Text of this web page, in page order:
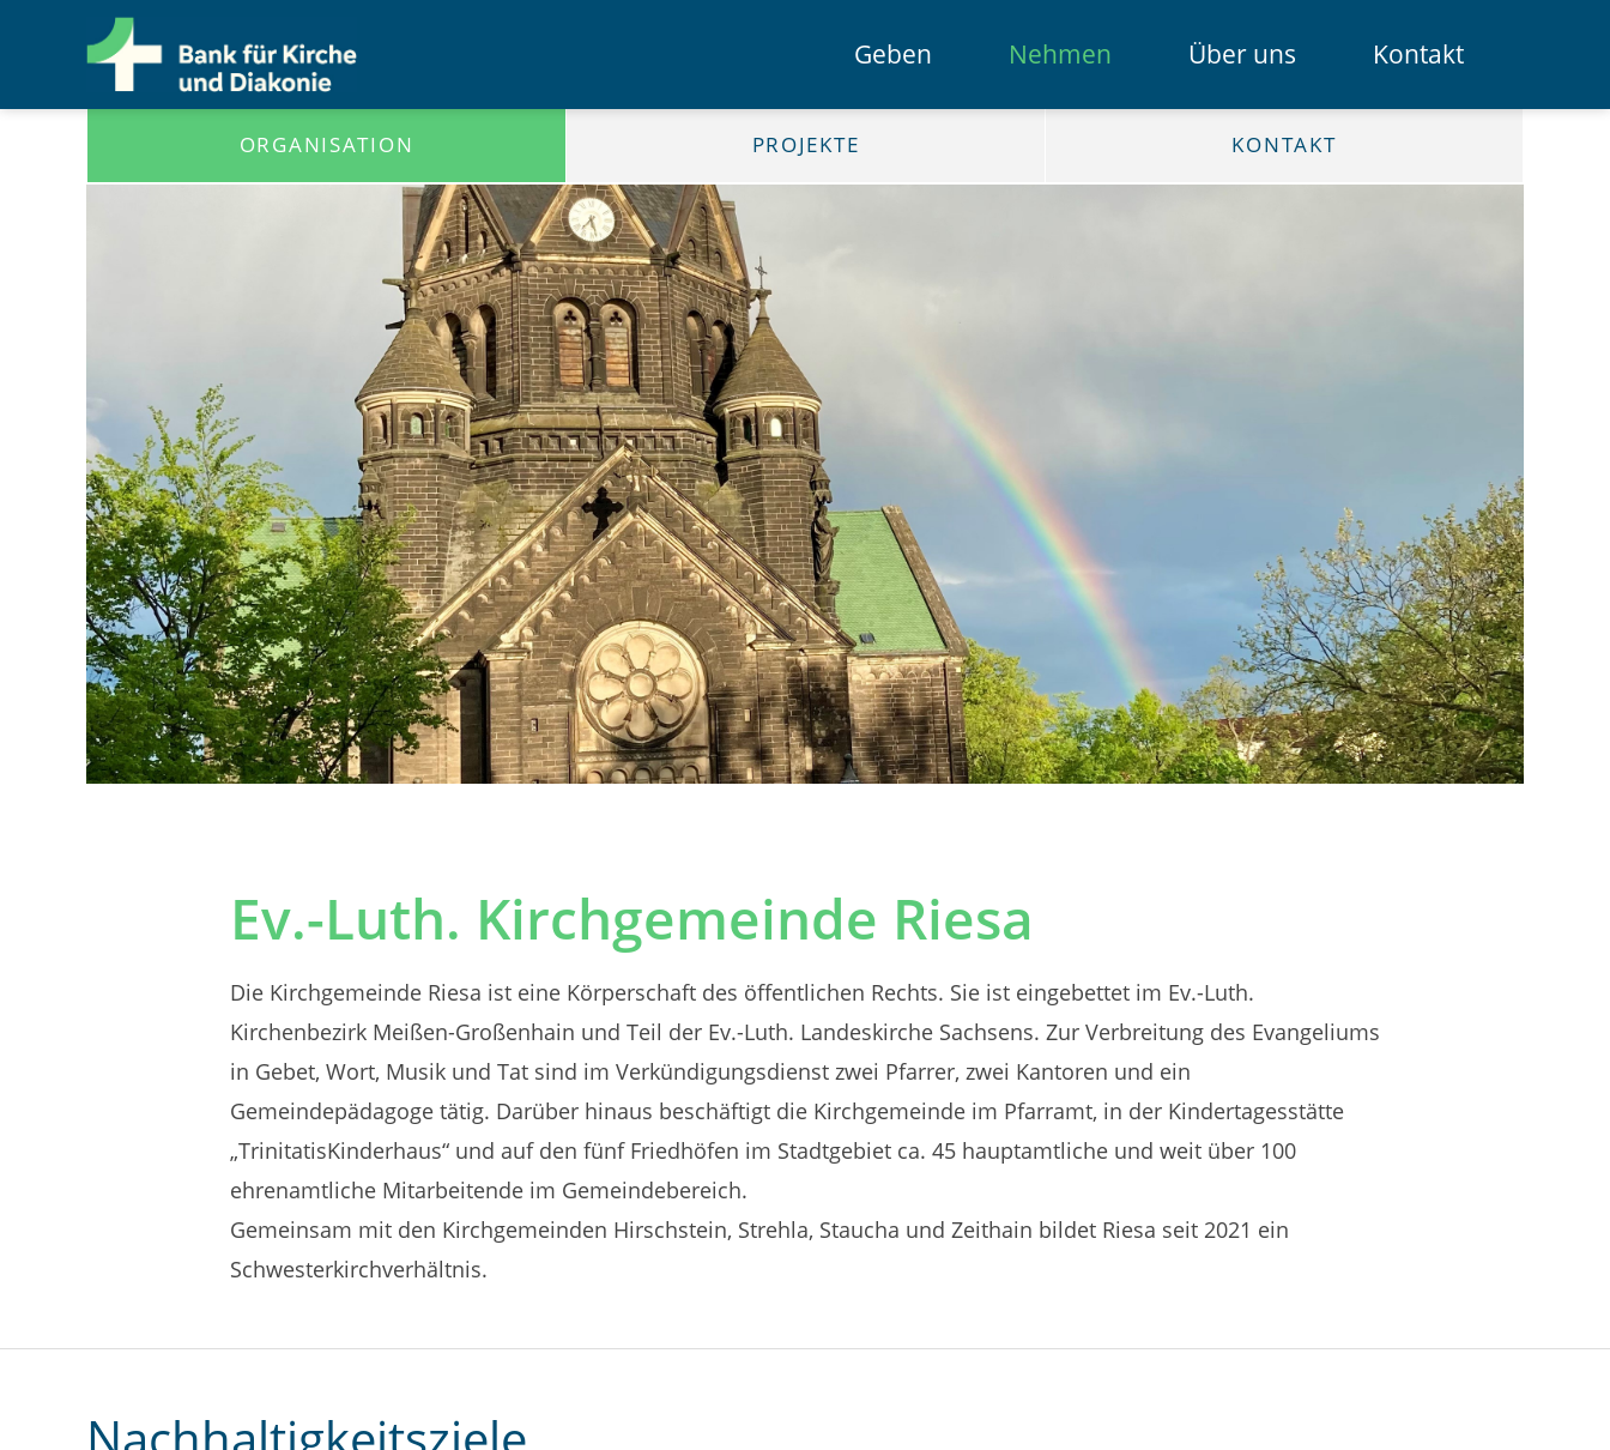
Geben Nehmen Über uns
Das Spendenportal
Kontakt
ORGANISATION PROJEKTE KONTAKT
Ev.-Luth. Kirchgemeinde Riesa
Die Kirchgemeinde Riesa ist eine Körperschaft des öffentlichen Rechts. Sie ist eingebettet im Ev.-Luth.
Kirchenbezirk Meißen-Großenhain und Teil der Ev.-Luth. Landeskirche Sachsens. Zur Verbreitung des Evangeliums
in Gebet, Wort, Musik und Tat sind im Verkündigungsdienst zwei Pfarrer, zwei Kantoren und ein
Gemeindepädagoge tätig. Darüber hinaus beschäftigt die Kirchgemeinde im Pfarramt, in der Kindertagesstätte
„TrinitatisKinderhaus“ und auf den fünf Friedhöfen im Stadtgebiet ca. 45 hauptamtliche und weit über 100
ehrenamtliche Mitarbeitende im Gemeindebereich.
Gemeinsam mit den Kirchgemeinden Hirschstein, Strehla, Staucha und Zeithain bildet Riesa seit 2021 ein
Schwesterkirchverhältnis.